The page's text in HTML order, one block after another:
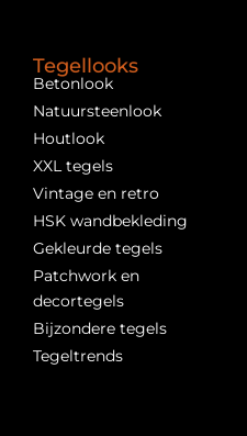
Tegellooks
Betonlook
Natuursteenlook
Houtlook
XXL tegels
Vintage en retro
HSK wandbekleding
Gekleurde tegels
Patchwork en
decortegels
Bijzondere tegels
Tegeltrends